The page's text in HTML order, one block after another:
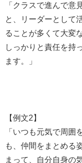
「クラスで進んで意
と、リーダーとして
ることが多くて大変
しっかりと責任を持
ます。」
【例文2】
「いつも元気で周囲
も、仲間をまとめる
まって、自分自身の